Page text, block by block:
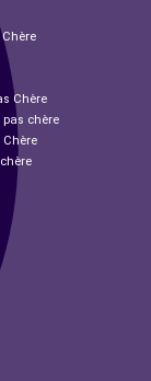
Chère
pas chère
Chère